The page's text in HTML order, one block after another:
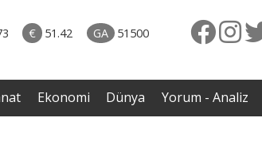
€ 51.42 GA 51500
• İnsan Haklarının Hakkettiği İlgi
Ekonomi Dünya Yorum - Analiz